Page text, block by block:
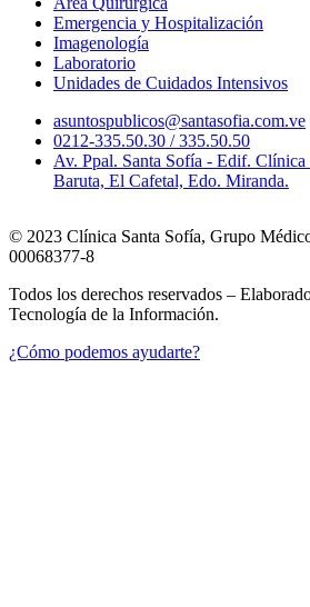
Emergencia y Hospitalización
Imagenología
Laboratorio
Unidades de Cuidados Intensivos
asuntospublicos@santasofia.com.ve
0212-335.50.30 / 335.50.50
Av. Ppal. Santa Sofía - Edif. Clínica
Baruta, El Cafetal, Edo. Miranda.
© 2023 Clínica Santa Sofía, Grupo
00068377-8
Todos los derechos reservados –
Tecnología de la Información.
¿Cómo podemos ayudarte?